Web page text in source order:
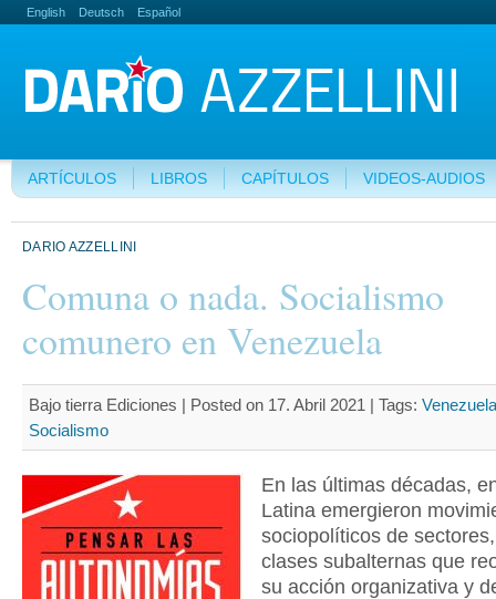
English Deutsch Español
ARTÍCULOS LIBROS CAPÍTULOS VIDEOS-AUDIOS
DARIO AZZELLINI
Comuna o nada. Socialismo
comunero en Venezuela
Bajo tierra Ediciones | Posted on 17. Abril 2021 | Tags: Venezuela
Socialismo
En las últimas décadas,
Latina emergieron
sociopolíticos de
clases subalternas que
su acción organizativa y